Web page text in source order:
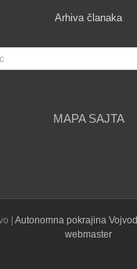
Arhiva članaka
MAPA SAJTA
| Autonomna pokrajina
webmaster